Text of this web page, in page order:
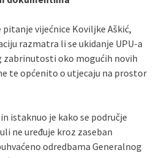
vijećnice Koviljke Aškić,
razmatra li se ukidanje UPU-a
zabrinutosti oko mogućih novih
te općenito o utjecaju na prostor
istaknuo je kako se područje
ne uređuje kroz zaseban
odredbama Generalnog